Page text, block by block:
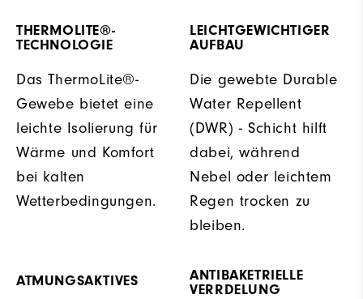
THERMOLITE®-
TECHNOLOGIE
Das ThermoLite®-
Gewebe bietet eine
leichte Isolierung für
Wärme und Komfort
bei kalten
Wetterbedingungen.
LEICHTGEWICHTIGER
AUFBAU
Die gewebte Durable
Water Repellent
(DWR) - Schicht hilft
dabei, während
Nebel oder leichtem
Regen trocken zu
bleiben.
ATMUNGSAKTIVES
ANTIBAKETRIELLE
VERRDELUNG